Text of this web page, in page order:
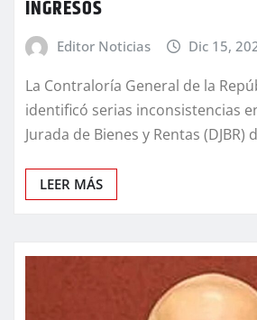
INGRESOS
Editor Noticias Dic 15,
La Contraloría General de la
identificó serias inconsistencias
Jurada de Bienes y Rentas (DJBR)
LEER MÁS